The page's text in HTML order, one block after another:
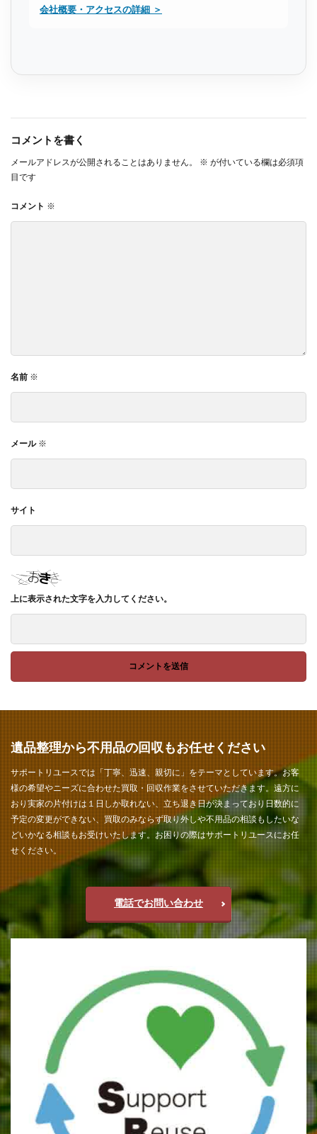
会社概要・アクセスの詳細 ＞
コメントを書く
メールアドレスが公開されることはありません。 ※ が付いている欄は必須項
目です
コメント ※
名前 ※
メール ※
サイト
上に表示された文字を入力してください。
遺品整理から不用品の回収もお任せください
サポートリユースでは「丁寧、迅速、親切に」をテーマとしています。お客
様の希望やニーズに合わせた買取・回収作業をさせていただきます。遠方に
おり実家の片付けは１日しか取れない、立ち退き日が決まっており日数的に
予定の変更ができない、買取のみならず取り外しや不用品の相談もしたいな
どいかなる相談もお受けいたします。お困りの際はサポートリユースにお任
せください。
電話でお問い合わせ